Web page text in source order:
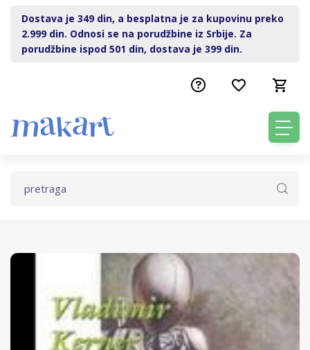
Dostava je 349 din, a besplatna je za kupovinu preko
2.999 din. Odnosi se na porudžbine iz Srbije. Za
porudžbine ispod 501 din, dostava je 399 din.